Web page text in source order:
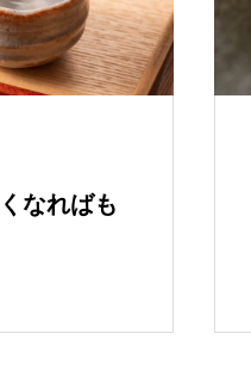
なればも